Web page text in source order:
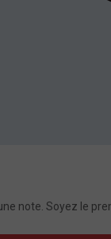
note. Soyez le